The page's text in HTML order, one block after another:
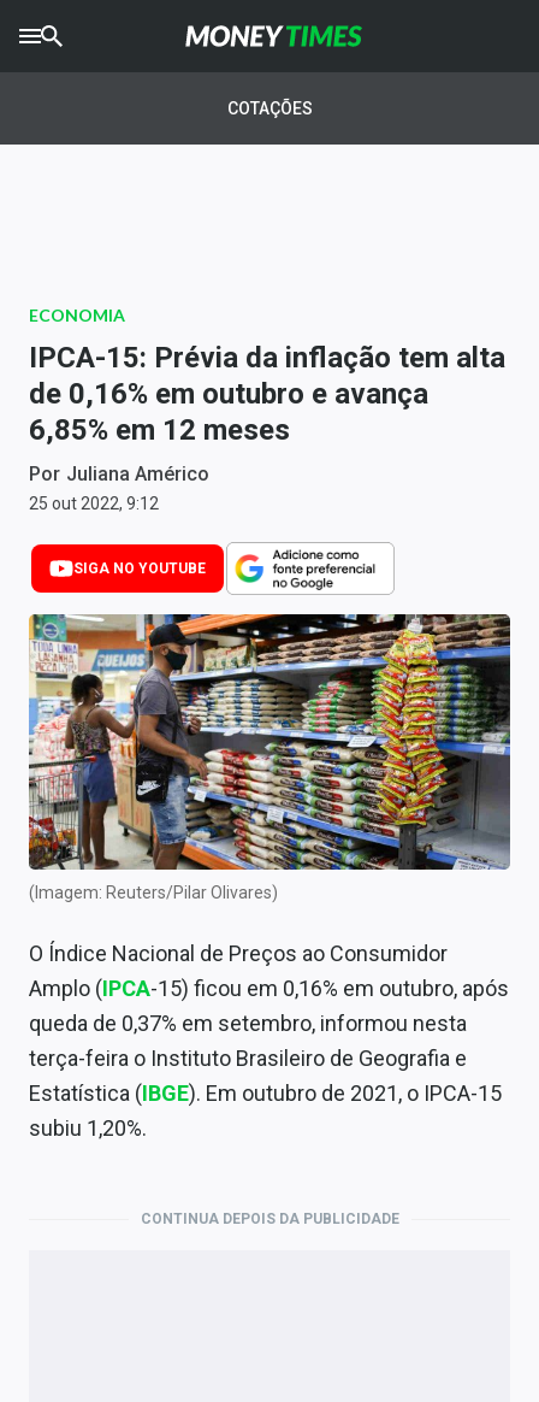
AGROTIMES
Newsletters
Money Trader
Anuncie
Últimas Notícias
Newsletters
Cotações
Comprar ou vender?
Carteiras Recomendadas
Central de Dividendos
Central de Fundos Imobiliários
Central dos IPOs
Finanças Pessoais
Mercados
Economia
Empresas
COTAÇÕES
ECONOMIA
IPCA-15: Prévia da inflação tem alta
de 0,16% em outubro e avança
6,85% em 12 meses
Por Juliana Américo
25 out 2022, 9:12
SIGA NO YOUTUBE
(Imagem: Reuters/Pilar Olivares)
O Índice Nacional de Preços ao Consumidor
Amplo (IPCA-15) ficou em 0,16% em outubro, após
queda de 0,37% em setembro, informou nesta
terça-feira o Instituto Brasileiro de Geografia e
Estatística (IBGE). Em outubro de 2021, o IPCA-15
subiu 1,20%.
CONTINUA DEPOIS DA PUBLICIDADE